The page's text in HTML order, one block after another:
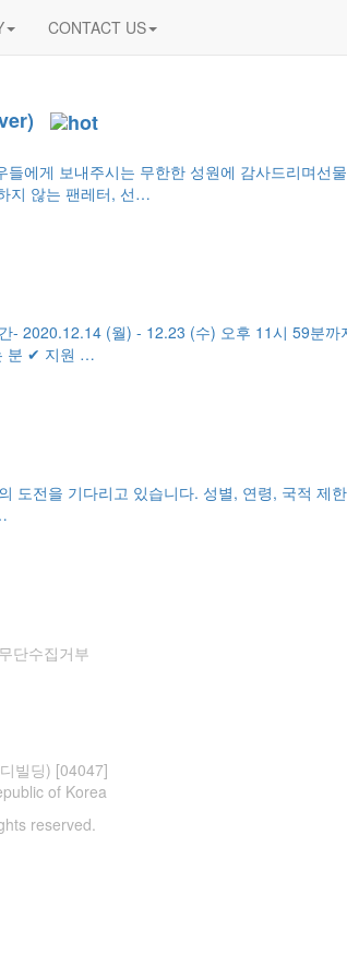
CONTACT US
에게 보내주시는 무한한 성원에 감사드리며선
지 않는 팬레터, 선…
- 2020.12.14 (월) - 12.23 (수) 오후 11시 59분
분 ✔ 지원 …
도전을 기다리고 있습니다. 성별, 연령, 국적 제
단수집거부
빌딩) [04047]
of Korea
reserved.